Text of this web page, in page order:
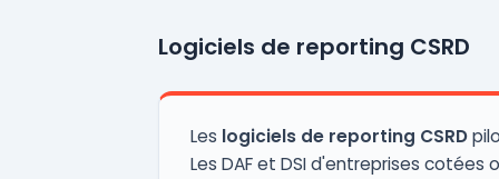
Logiciels de reporting CSRD
Les logiciels de reporting CSRD
Les DAF et DSI d'entreprises cotées